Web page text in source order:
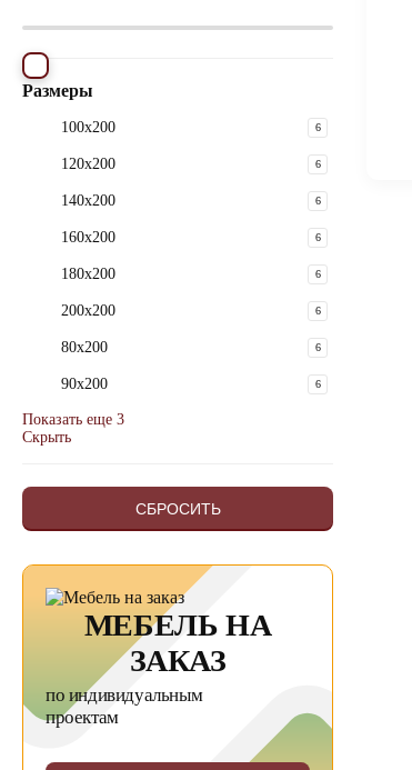
Размеры
100x200 6
120x200 6
140x200 6
160x200 6
180x200 6
200x200 6
80x200 6
90x200 6
Показать еще 3
Скрыть
СБРОСИТЬ
МЕБЕЛЬ НА
ЗАКАЗ
по индивидуальным
проектам